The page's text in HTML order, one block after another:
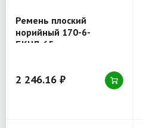
Ремень плоский
норийный 170-6-
БКНЛ-65
2 246.16 ₽